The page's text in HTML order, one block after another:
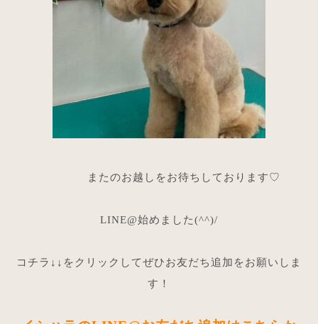
またのお越しをお待ちしております♡
LINE@始めました(^^)/
コチラ↓↓をクリックしてぜひお友だち追加をお願いしま
す！